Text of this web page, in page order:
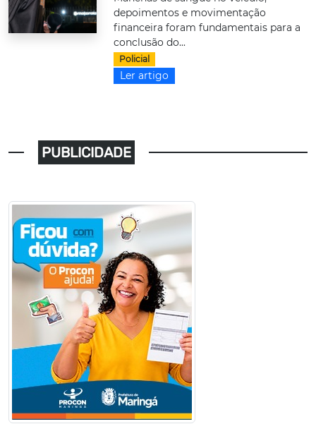
depoimentos e movimentação
financeira foram fundamentais para a
conclusão do...
Policial
Ler artigo
PUBLICIDADE